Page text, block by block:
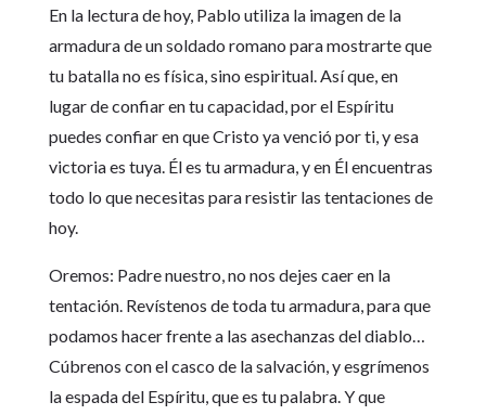
En la lectura de hoy, Pablo utiliza la imagen de la
armadura de un soldado romano para mostrarte que
tu batalla no es física, sino espiritual. Así que, en
lugar de confiar en tu capacidad, por el Espíritu
puedes confiar en que Cristo ya venció por ti, y esa
victoria es tuya. Él es tu armadura, y en Él encuentras
todo lo que necesitas para resistir las tentaciones de
hoy.
Oremos: Padre nuestro, no nos dejes caer en la
tentación. Revístenos de toda tu armadura, para que
podamos hacer frente a las asechanzas del diablo…
Cúbrenos con el casco de la salvación, y esgrímenos
la espada del Espíritu, que es tu palabra. Y que